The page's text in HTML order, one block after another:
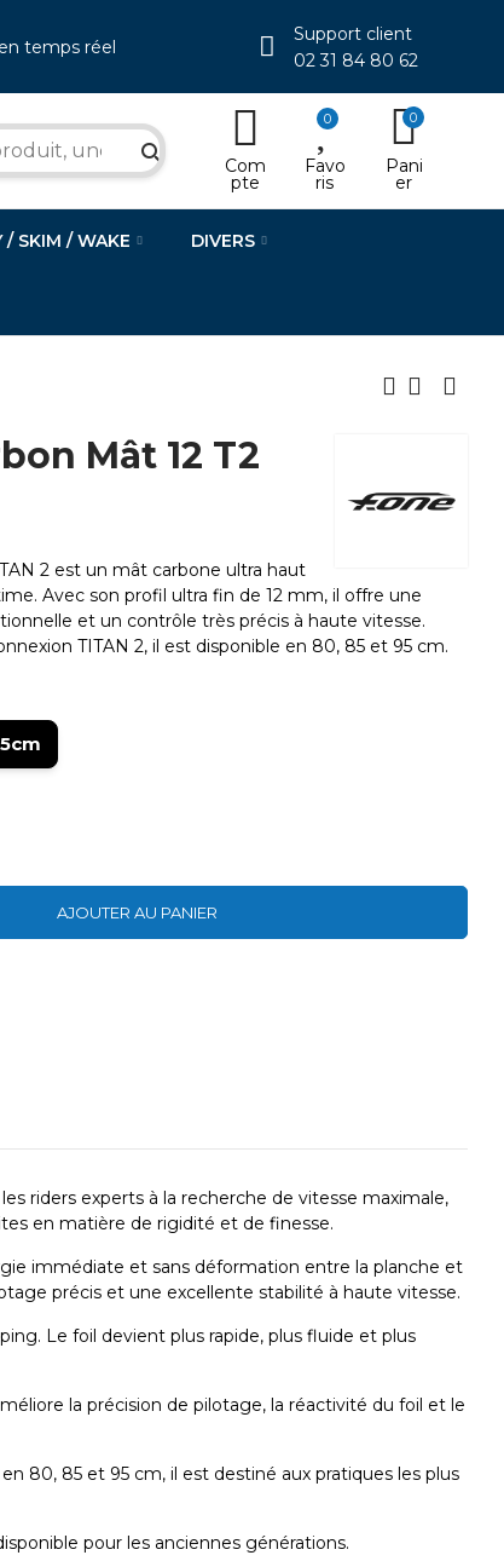
temps réel
Support client
02 31 84 80 62
search Com
pte
0
Favo
ris
0
Pani
er
/ SKIM / WAKE DIVERS
Mât 12 T2
2 est un mât carbone ultra haut
Avec son profil ultra fin de 12 mm, il offre une
et un contrôle très précis à haute vitesse.
TITAN 2, il est disponible en 80, 85 et 95 cm.
AJOUTER AU PANIER
riders experts à la recherche de vitesse maximale,
en matière de rigidité et de finesse.
immédiate et sans déformation entre la planche et
précis et une excellente stabilité à haute vitesse.
Le foil devient plus rapide, plus fluide et plus
la précision de pilotage, la réactivité du foil et le
80, 85 et 95 cm, il est destiné aux pratiques les plus
pour les anciennes générations.